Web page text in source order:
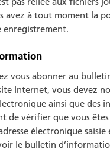
avez à tout moment la
enregistrement.
vous abonner au
Internet, vous devez
ainsi que des
de vérifier que vous
électronique
le bulletin